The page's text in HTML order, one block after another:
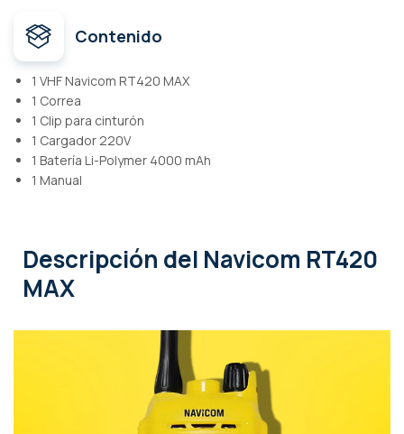
Contenido
1 VHF Navicom RT420 MAX
1 Correa
1 Clip para cinturón
1 Cargador 220V
1 Batería Li-Polymer 4000 mAh
1 Manual
Descripción del Navicom RT420
MAX